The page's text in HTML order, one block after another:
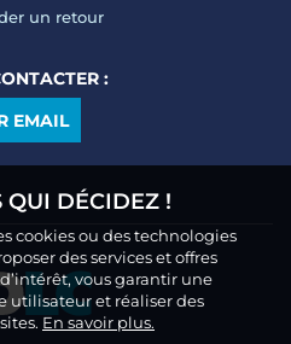
un retour
:
EMAIL
QUI DÉCIDEZ !
cookies ou des technologies
des services et offres
vous garantir une
utilisateur et réaliser des
En savoir plus.